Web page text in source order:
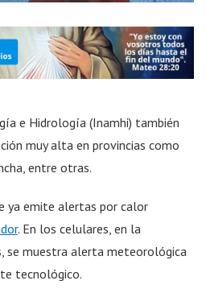
e Hidrología (Inamhi) también
muy alta en provincias como
entre otras.
ya emite alertas por calor
. En los celulares, en la
se muestra alerta meteorológica
tecnológico.